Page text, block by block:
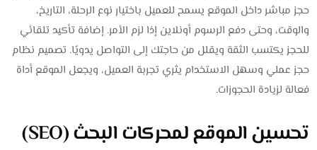
حجز مباشر داخل الموقع يسمح للعميل باختيار نوع الرحلة، التاريخ،
والوقت، وحتى دفع الرسوم أونلاين إذا لزم الأمر. إضافة تأكيد تلقائي
للحجز يكتسب الثقة ويقلل من حاجتك إلى التواصل يدويًا. تصميم نظام
حجز عملي وسهل الاستخدام يثري تجربة العميل، ويجعل الموقع أداة
فعالة لزيادة الحجوزات.
تحسين الموقع لمحركات البحث (SEO)